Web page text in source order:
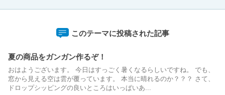
このテーマに投稿された記事
夏の商品をガンガン作るぞ！
おはようございます。 今日はすっごく暑くなるらしいですね。 でも、
窓から見える空は雲が覆っています。 本当に晴れるのか？？？ さて、
ドロップシッピングの良いところはいっぱいあ...